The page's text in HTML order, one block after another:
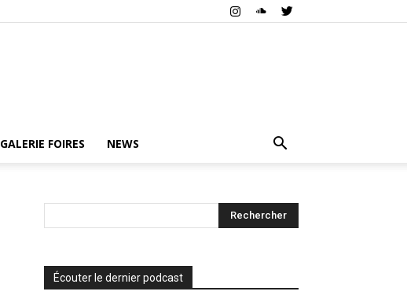
GALERIE FOIRES NEWS
Écouter le dernier podcast